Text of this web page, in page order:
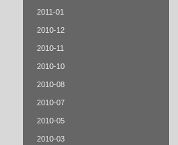
2011-01
2010-12
2010-11
2010-10
2010-08
2010-07
2010-05
2010-03